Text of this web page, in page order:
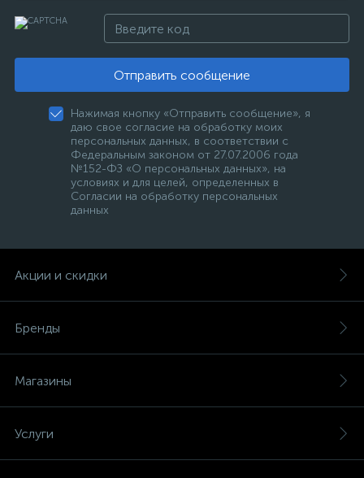
Отправить сообщение
Нажимая кнопку «Отправить сообщение», я
даю свое согласие на обработку моих
персональных данных, в соответствии с
Федеральным законом от 27.07.2006 года
№152-ФЗ «О персональных данных», на
условиях и для целей, определенных в
Согласии на обработку персональных
данных
Акции и скидки
Бренды
Магазины
Услуги